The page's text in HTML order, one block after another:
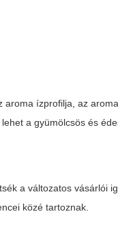
aroma ízprofilja, az aroma
a gyümölcsös és
a változatos vásárlói
közé tartoznak.